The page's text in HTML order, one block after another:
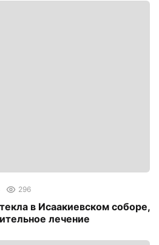
296
в Исаакиевском соборе,
лечение